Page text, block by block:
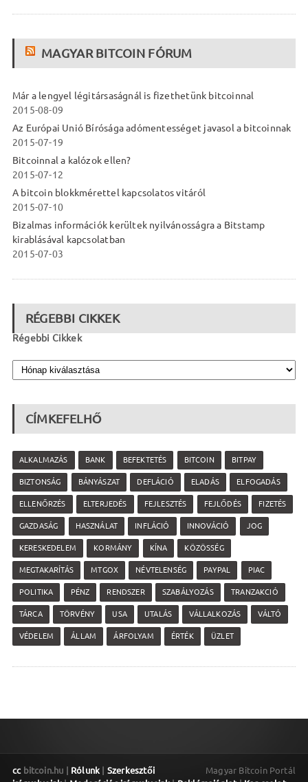
MAGYAR BITCOIN FÓRUM
Már a lengyel légitársaságnál is fizethetünk bitcoinnal
2015-08-09
Az Európai Unió Bírósága adómentességet javasol a bitcoinnak
2015-07-19
Bitcoinnal a kalózok ellen?
2015-07-12
A bitcoin blokkmérettel kapcsolatos vitáról
2015-07-10
Bizalmas információk kerültek nyilvánosságra a Bitstamp
kirablásával kapcsolatban
2015-07-03
RÉGEBBI CIKKEK
Régebbi Cikkek
CÍMKEFELHŐ
ALKALMAZÁS BANK BEFEKTETÉS BITCOIN BITPAY
BIZTONSÁG BÁNYÁSZAT DEFLÁCIÓ ELADÁS ELFOGADÁS
ELLENŐRZÉS ELTERJEDÉS FEJLESZTÉS FEJLŐDÉS FIZETÉS
GAZDASÁG HASZNÁLAT INFLÁCIÓ INNOVÁCIÓ JOG
KERESKEDELEM KORMÁNY KÍNA KÖZÖSSÉG
MEGTAKARÍTÁS MTGOX NÉVTELENSÉG PAYPAL PIAC
POLITIKA PÉNZ RENDSZER SZABÁLYOZÁS TRANZAKCIÓ
TÁRCA TÖRVÉNY USA UTALÁS VÁLLALKOZÁS VÁLTÓ
VÉDELEM ÁLLAM ÁRFOLYAM ÉRTÉK ÜZLET
Magyar Bitcoin Portál
ccbitcoin.hu | Rólunk
Szerkesztői